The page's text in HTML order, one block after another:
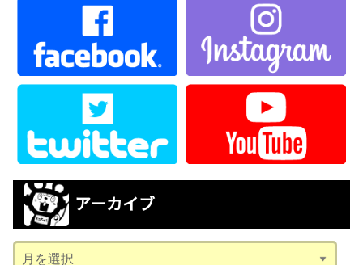
アーカイブ